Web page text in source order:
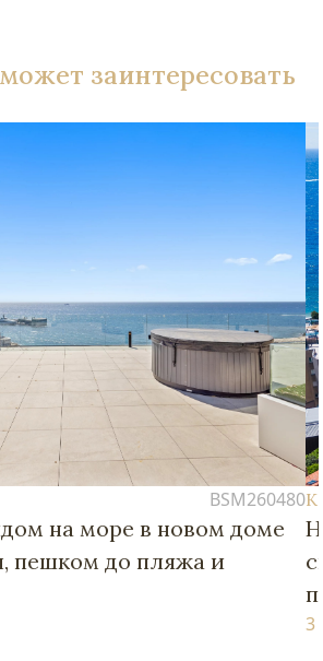
заинтересовать
доме
и
Новые
спальнями – в